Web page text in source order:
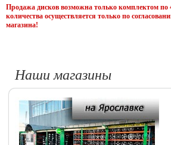
Продажа дисков возможна только комплектом
количества осуществляется только по
магазина!
Наши магазины